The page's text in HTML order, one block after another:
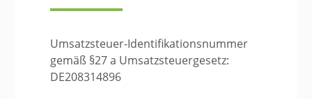
Umsatzsteuer-Identifikationsnummer
gemäß §27 a Umsatzsteuergesetz:
DE208314896